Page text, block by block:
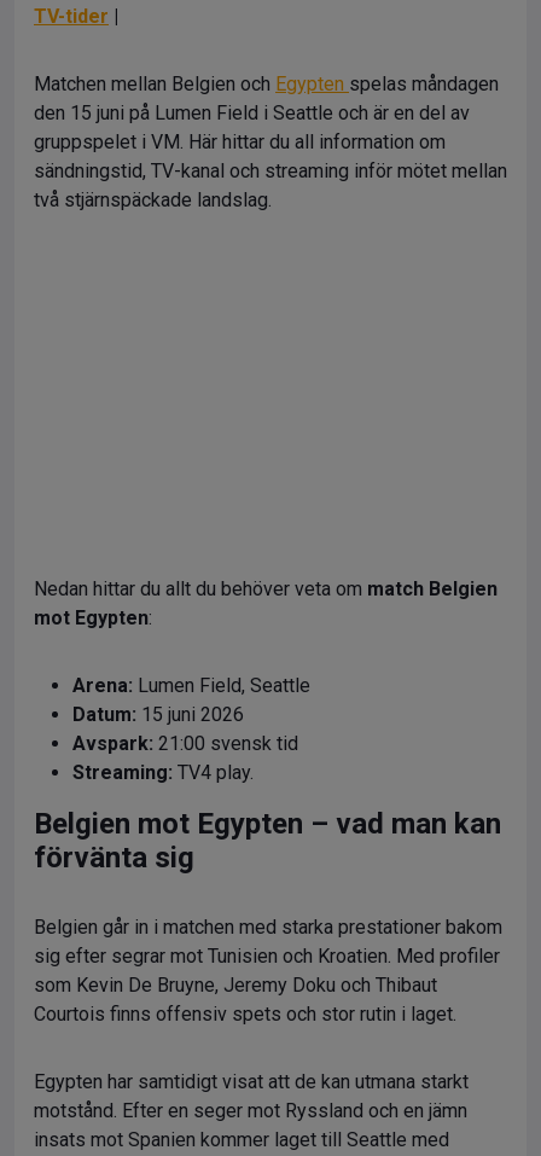
TV-tider |
Matchen mellan Belgien och Egypten spelas måndagen
den 15 juni på Lumen Field i Seattle och är en del av
gruppspelet i VM. Här hittar du all information om
sändningstid, TV-kanal och streaming inför mötet mellan
två stjärnspäckade landslag.
Nedan hittar du allt du behöver veta om match Belgien
mot Egypten:
Arena: Lumen Field, Seattle
Datum: 15 juni 2026
Avspark: 21:00 svensk tid
Streaming: TV4 play.
Belgien mot Egypten – vad man kan
förvänta sig
Belgien går in i matchen med starka prestationer bakom
sig efter segrar mot Tunisien och Kroatien. Med profiler
som Kevin De Bruyne, Jeremy Doku och Thibaut
Courtois finns offensiv spets och stor rutin i laget.
Egypten har samtidigt visat att de kan utmana starkt
motstånd. Efter en seger mot Ryssland och en jämn
insats mot Spanien kommer laget till Seattle med